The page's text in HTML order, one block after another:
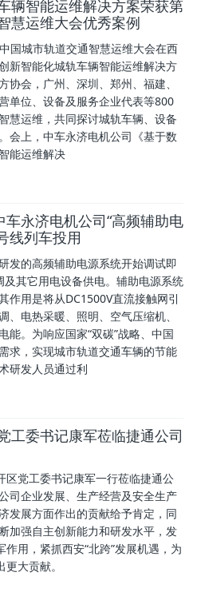
辆智能运维解决方案荣获第
慧运维大会优秀案例
国城市轨道交通智慧运维大会在西
新智能化城轨车辆智能运维解决方
会，广州、深圳、郑州、福建、
单位、设备及服务企业代表等800
慧运维，共同探讨城轨车辆、设备
会上，中车永济电机公司《基于数
能运维解决
永济电机公司“高频辅助电
线列车投用
发的高频辅助电源系统开始调试即
其它用电设备供电。辅助电源系统
作用是将从DC1500V直流接触网引
、电热采暖、照明、空气压缩机、
能。为响应国家“双碳”战略、中国
求，实现城市轨道交通车辆的节能
研发人员通过利
工委书记康军莅临捷通公司
区党工委书记康军一行莅临捷通公
司企业发展、生产经营及安全生产
发展方面作出的贡献给予肯定，同
加强自主创新能力和研发水平，发
作用，紧抓西安“北跨”发展机遇，为
大贡献。